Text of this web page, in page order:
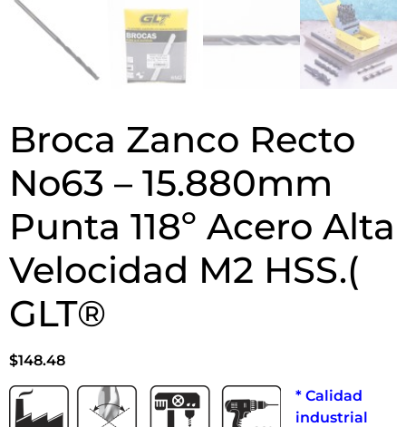
Broca Zanco Recto
No63 – 15.880mm
Punta 118º Acero Alta
Velocidad M2 HSS.(
GLT®
$148.48
* Calidad
industrial